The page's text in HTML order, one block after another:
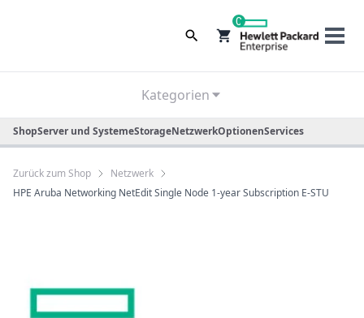
0
Kategorien
ShopServer und SystemeStorageNetzwerkOptionenServices
Zurück zum Shop
Netzwerk
HPE Aruba Networking NetEdit Single Node 1-year Subscription E-STU